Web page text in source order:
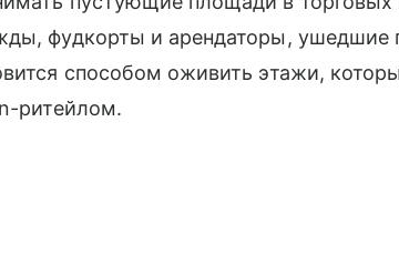
фудкорты и арендаторы, ушедшие
способом оживить этажи,
ритейлом.